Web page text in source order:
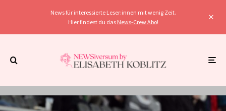
News für interessierte Leser:innen mit wenig Zeit.
Hier findest du das News-Crew Abo!